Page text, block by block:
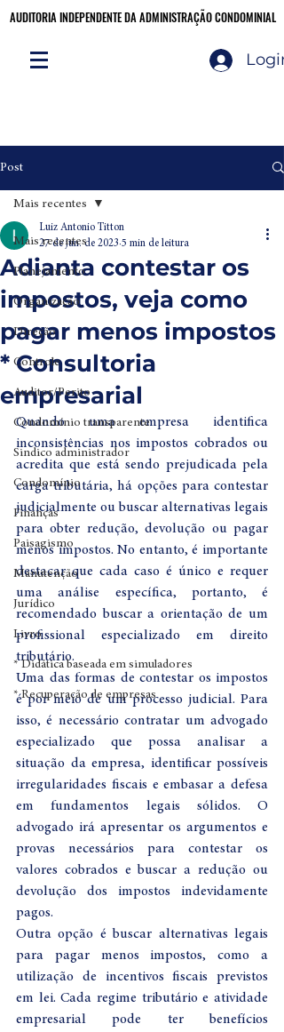
AUDITORIA INDEPENDENTE DA ADMINISTRAÇÃO CONDOMINIAL
AUDITORIA INDEPENDENTE DA ADMINISTRAÇÃO CONDOMINIAL
Login
Post
Mais recentes
Planejamento
Organização
Direção
Controle
Auditor/Perito
Condomínio transparente
Sindico administrador
Condomínio
Finanças
Paisagismo
Manutenção
Jurídico
Livro
* Didática baseada em simuladores
* Recuperação de empresas
Mais recentes
Adianta contestar os
impostos, veja como
pagar menos impostos
* Consultoria
empresarial
Luiz Antonio Titton
27 de jun. de 2023 5 min de leitura
Quando uma empresa identifica
inconsistências nos impostos cobrados ou
acredita que está sendo prejudicada pela
carga tributária, há opções para contestar
judicialmente ou buscar alternativas legais
para obter redução, devolução ou pagar
menos impostos. No entanto, é importante
destacar que cada caso é único e requer
uma análise específica, portanto, é
recomendado buscar a orientação de um
profissional especializado em direito
tributário.
Uma das formas de contestar os impostos
é por meio de um processo judicial. Para
isso, é necessário contratar um advogado
especializado que possa analisar a
situação da empresa, identificar possíveis
irregularidades fiscais e embasar a defesa
em fundamentos legais sólidos. O
advogado irá apresentar os argumentos e
provas necessários para contestar os
valores cobrados e buscar a redução ou
devolução dos impostos indevidamente
pagos.
Outra opção é buscar alternativas legais
para pagar menos impostos, como a
utilização de incentivos fiscais previstos
em lei. Cada regime tributário e atividade
empresarial pode ter benefícios